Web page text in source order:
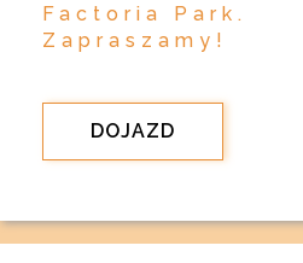
Factoria Park.
Zapraszamy!
DOJAZD